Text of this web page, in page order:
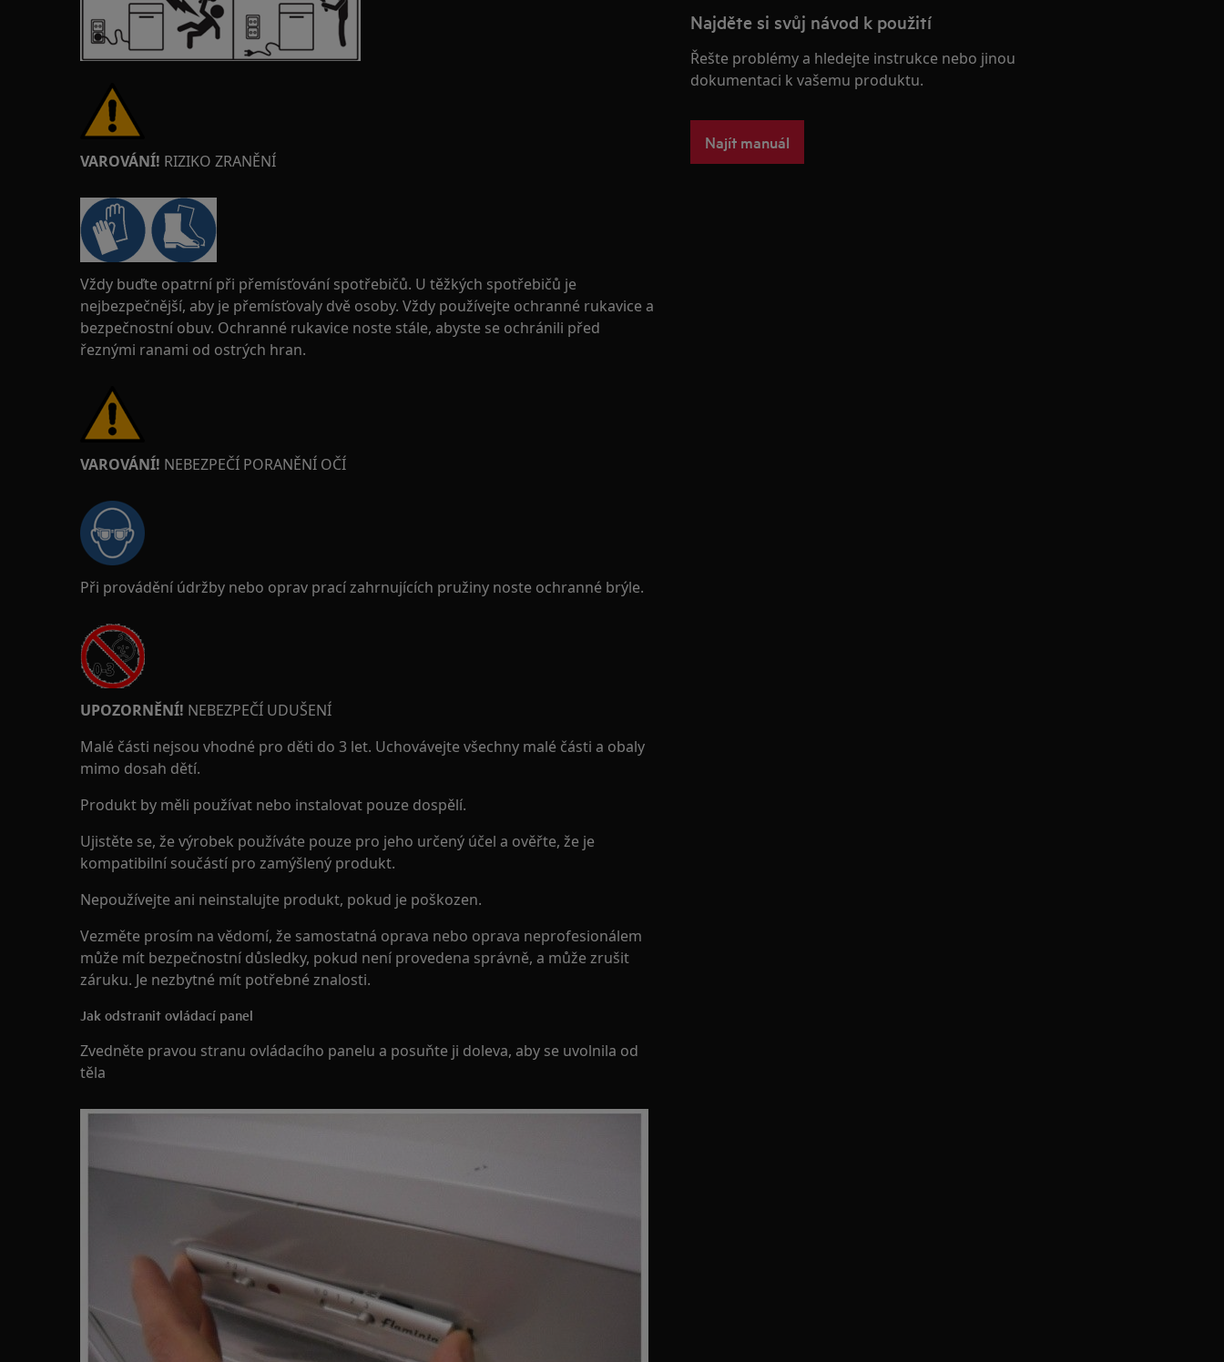
VAROVÁNÍ! RIZIKO ZRANĚNÍ
Vždy buďte opatrní při přemísťování spotřebičů. U těžkých spotřebičů je
nejbezpečnější, aby je přemísťovaly dvě osoby. Vždy používejte ochranné rukavice a
bezpečnostní obuv. Ochranné rukavice noste stále, abyste se ochránili před
řeznými ranami od ostrých hran.
VAROVÁNÍ! NEBEZPEČÍ PORANĚNÍ OČÍ
Při provádění údržby nebo oprav prací zahrnujících pružiny noste ochranné brýle.
UPOZORNĚNÍ! NEBEZPEČÍ UDUŠENÍ
Malé části nejsou vhodné pro děti do 3 let. Uchovávejte všechny malé části a obaly
mimo dosah dětí.
Produkt by měli používat nebo instalovat pouze dospělí.
Ujistěte se, že výrobek používáte pouze pro jeho určený účel a ověřte, že je
kompatibilní součástí pro zamýšlený produkt.
Nepoužívejte ani neinstalujte produkt, pokud je poškozen.
Vezměte prosím na vědomí, že samostatná oprava nebo oprava neprofesionálem
může mít bezpečnostní důsledky, pokud není provedena správně, a může zrušit
záruku. Je nezbytné mít potřebné znalosti.
Jak odstranit ovládací panel
Zvedněte pravou stranu ovládacího panelu a posuňte ji doleva, aby se uvolnila od
těla
Najděte si svůj návod k použití
Řešte problémy a hledejte instrukce nebo jinou
dokumentaci k vašemu produktu.
Najít manuál